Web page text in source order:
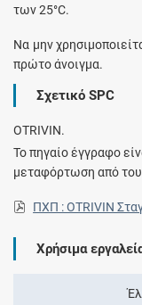
των 25°C.
Να μην
πρώτο άνοιγμα.
Σχετικό SPC
OTRIVIN.
Το πηγαίο έγγραφο
μεταφόρτωση από
ΠΧΠ : OTRIVIN
Χρήσιμα